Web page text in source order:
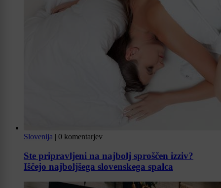
Slovenija | 0 komentarjev
Ste pripravljeni na najbolj sproščen izziv?
Iščejo najboljšega slovenskega spalca